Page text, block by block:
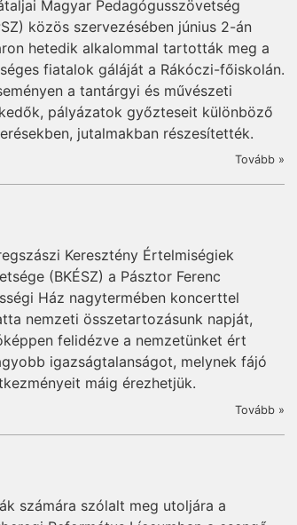
Magyar Pedagógusszövetség
közös szervezésében június 2-án
hetedik alkalommal tartották meg a
fiatalok gáláját a Rákóczi-főiskolán.
a tantárgyi és művészeti
pályázatok győzteseit különböző
jutalmakban részesítették.
Tovább »
Keresztény Értelmiségiek
(BKÉSZ) a Pásztor Ferenc
Ház nagytermében koncerttel
nemzeti összetartozásunk napját,
felidézve a nemzetünket ért
igazságtalanságot, melynek fájó
máig érezhetjük.
Tovább »
számára szólalt meg utoljára a